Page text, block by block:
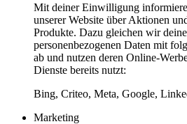
Mit deiner Einwilligung
unserer Website über Aktionen
Produkte. Dazu gleichen wir
personenbezogenen Daten mit
ab und nutzen deren Online-
Dienste bereits nutzt:
Bing, Criteo, Meta, Google,
Marketing